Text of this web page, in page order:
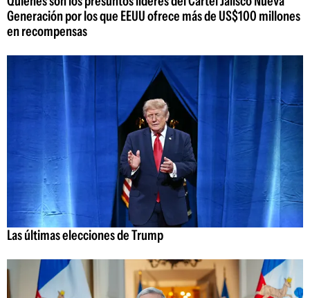
Generación por los que EEUU ofrece más de US$100 millones
en recompensas
Las últimas elecciones de Trump